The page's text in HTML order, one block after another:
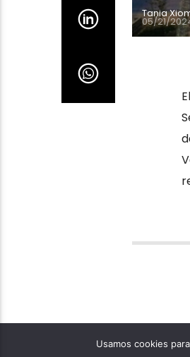
Tania
05/21/
Usamos cookies